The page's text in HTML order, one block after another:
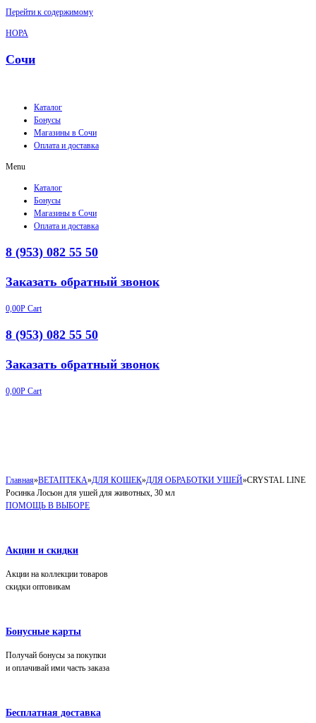
Перейти к содержимому
НОРА
Сочи
Каталог
Бонусы
Магазины в Сочи
Оплата и доставка
Menu
Каталог
Бонусы
Магазины в Сочи
Оплата и доставка
8 (953) 082 55 50
Заказать обратный звонок
0,00Р Cart
8 (953) 082 55 50
Заказать обратный звонок
0,00Р Cart
Главная»ВЕТАПТЕКА»ДЛЯ КОШЕК»ДЛЯ ОБРАБОТКИ УШЕЙ»CRYSTAL LINE
Росинка Лосьон для ушей для животных, 30 мл
ПОМОЩЬ В ВЫБОРЕ
Акции и скидки
Акции на коллекции товаров
скидки оптовикам
Бонусные карты
Получай бонусы за покупки
и оплачивай ими часть заказа
Бесплатная доставка